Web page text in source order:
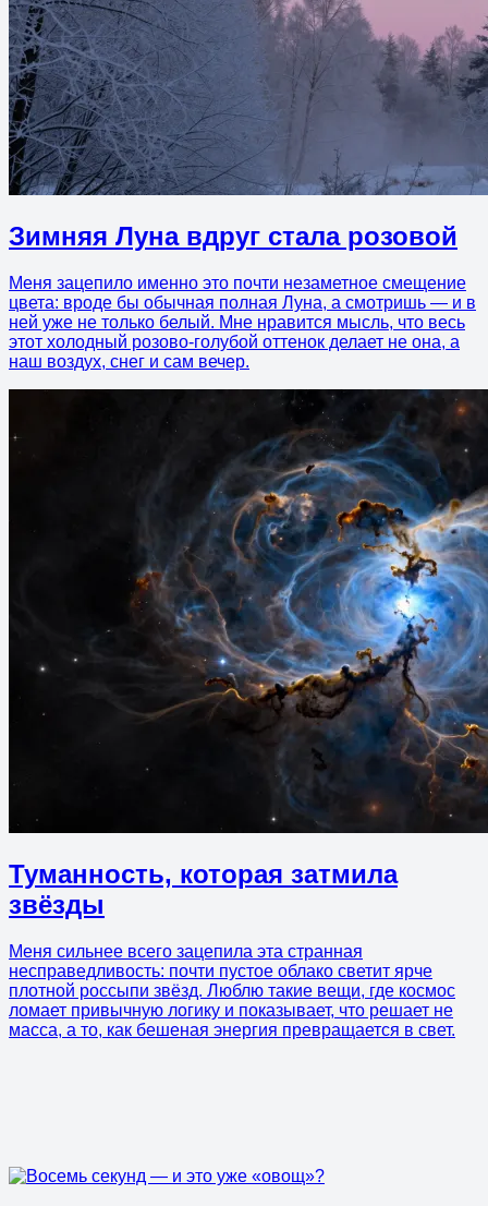
Зимняя Луна вдруг стала розовой
Меня зацепило именно это почти незаметное смещение
цвета: вроде бы обычная полная Луна, а смотришь — и в
ней уже не только белый. Мне нравится мысль, что весь
этот холодный розово-голубой оттенок делает не она, а
наш воздух, снег и сам вечер.
Туманность, которая затмила
звёзды
Меня сильнее всего зацепила эта странная
несправедливость: почти пустое облако светит ярче
плотной россыпи звёзд. Люблю такие вещи, где космос
ломает привычную логику и показывает, что решает не
масса, а то, как бешеная энергия превращается в свет.